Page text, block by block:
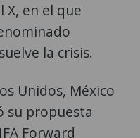
X, en el que
la crisis.
Unidos, México
su propuesta
Forward